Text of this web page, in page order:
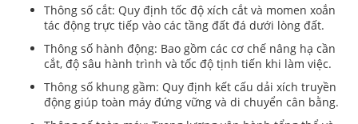
Thông số cắt: Quy định tốc độ xích cắt và momen xoắn
tác động trực tiếp vào các tầng đất đá dưới lòng đất.
Thông số hành động: Bao gồm các cơ chế nâng hạ cần
cắt, độ sâu hành trình và tốc độ tịnh tiến khi làm việc.
Thông số khung gầm: Quy định kết cấu dải xích truyền
động giúp toàn máy đứng vững và di chuyển cân bằng.